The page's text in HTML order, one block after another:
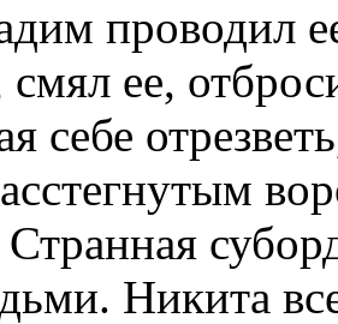
проводил
смял ее,
себе
Никита